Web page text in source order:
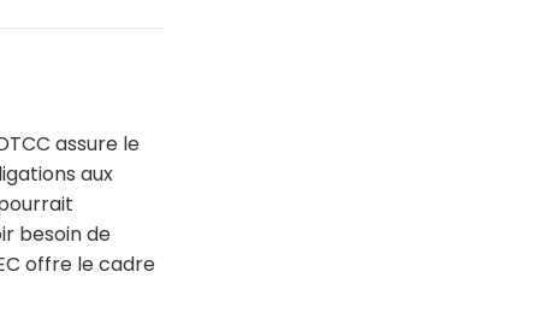
assure le
aux
besoin de
offre le cadre